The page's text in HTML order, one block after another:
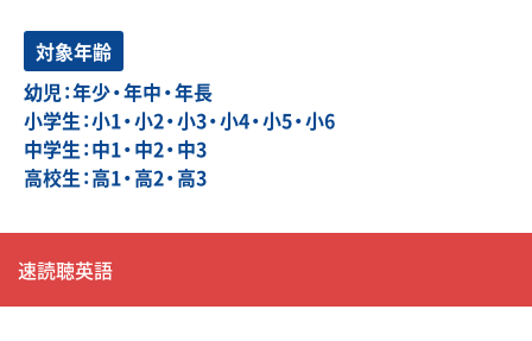
対象年齢
幼児：年少・年中・年長
小学生：小1・小2・小3・小4・小5・小6
中学生：中1・中2・中3
高校生：高1・高2・高3
速読聴英語